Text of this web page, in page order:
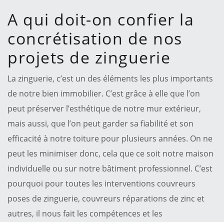
A qui doit-on confier la
concrétisation de nos
projets de zinguerie
La zinguerie, c’est un des éléments les plus importants
de notre bien immobilier. C’est grâce à elle que l’on
peut préserver l’esthétique de notre mur extérieur,
mais aussi, que l’on peut garder sa fiabilité et son
efficacité à notre toiture pour plusieurs années. On ne
peut les minimiser donc, cela que ce soit notre maison
individuelle ou sur notre bâtiment professionnel. C’est
pourquoi pour toutes les interventions couvreurs
poses de zinguerie, couvreurs réparations de zinc et
autres, il nous fait les compétences et les